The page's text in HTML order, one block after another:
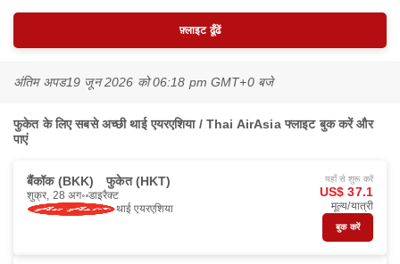
फ़्लाइट ढूँढें
अंतिम अपड19 जून 2026 को 06:18 pm GMT+0 बजे
फुकेत के लिए सबसे अच्छी थाई एयरएशिया / Thai AirAsia फ्लाइट बुक करें और
पाएं
बैंकॉक (BKK) फुकेत (HKT)
शुक्र, 28 अग॰ डाइरैक्ट
थाई एयरएशिया
यहाँ से शुरू करें
US$ 37.1
मूल्य/यात्री
बुक करें